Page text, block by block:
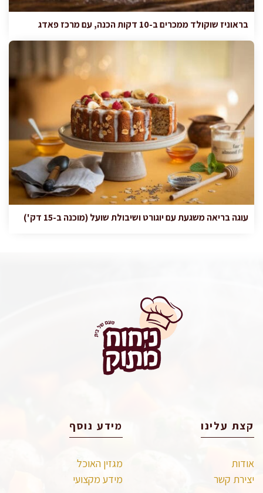
בראוניז שוקולד ממכרים ב-10 דקות הכנה, עם מרכז פאדג
עוגה בריאה משגעת עם יוגורט ושיבולת שועל (מוכנה ב-15 דק')
קצת עלינו
אודות
יצירת קשר
מידע נוסף
מגזין האוכל
מידע מקצועי